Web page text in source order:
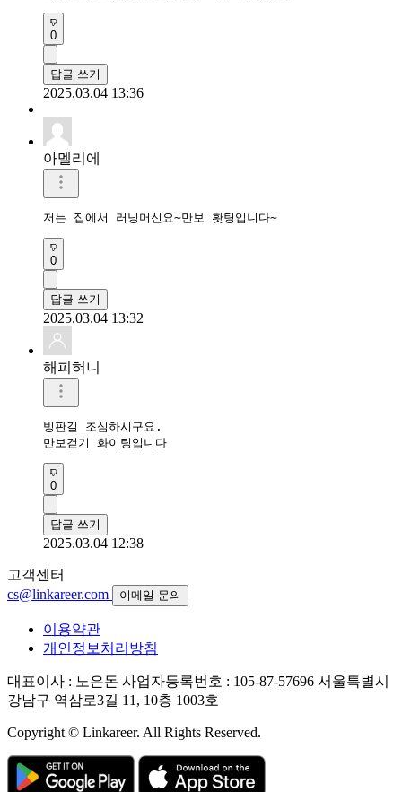
0
답글 쓰기
2025.03.04 13:36
아멜리에
저는 집에서 러닝머신요~만보 홧팅입니다~
0
답글 쓰기
2025.03.04 13:32
해피혀니
빙판길 조심하시구요.
만보걷기 화이팅입니다
0
답글 쓰기
2025.03.04 12:38
고객센터
cs@linkareer.com
이메일 문의
이용약관
개인정보처리방침
대표이사 : 노은돈 사업자등록번호 : 105-87-57696 서울특별시
강남구 역삼로3길 11, 10층 1003호
Copyright © Linkareer. All Rights Reserved.